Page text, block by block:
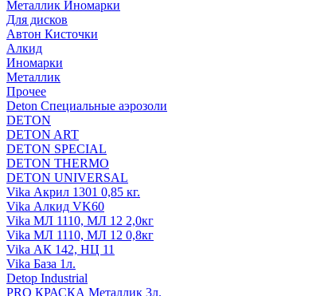
Металлик Иномарки
Для дисков
Автон Кисточки
Алкид
Иномарки
Металлик
Прочее
Deton Специальные аэрозоли
DETON
DETON ART
DETON SPECIAL
DETON THERMO
DETON UNIVERSAL
Vika Акрил 1301 0,85 кг.
Vika Алкид VK60
Vika МЛ 1110, МЛ 12 2,0кг
Vika МЛ 1110, МЛ 12 0,8кг
Vika АК 142, НЦ 11
Vika База 1л.
Detop Industrial
PRO КРАСКА Металлик 3л.